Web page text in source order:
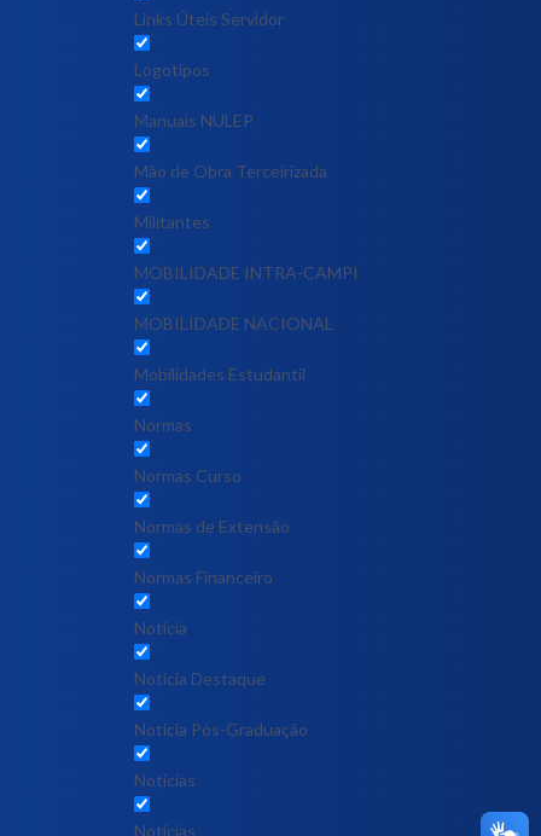
Links Úteis Servidor
Logotipos
Manuais NULEP
Mão de Obra Terceirizada
Militantes
MOBILIDADE INTRA-CAMPI
MOBILIDADE NACIONAL
Mobilidades Estudantil
Normas
Normas Curso
Normas de Extensão
Normas Financeiro
Notícia
Notícia Destaque
Noticia Pós-Graduação
Notícias
Notícias